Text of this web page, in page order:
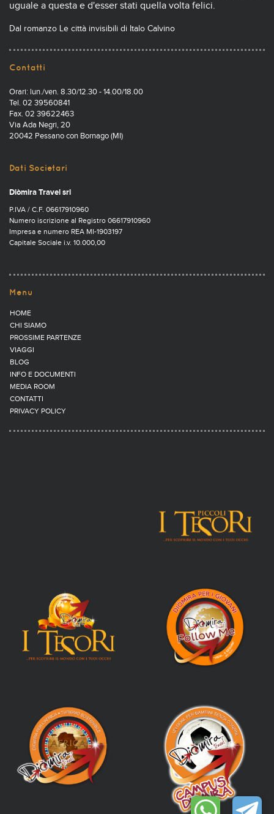
uguale a questa e d'esser stati quella volta felici.
Dal romanzo Le città invisibili di Italo Calvino
Contatti
Orari: lun./ven. 8.30/12.30 - 14.00/18.00
Tel. 02 39560841
Fax. 02 39622463
Via Ada Negri, 20
20042 Pessano con Bornago (MI)
Dati Societari
Diòmira Travel srl
P.IVA / C.F. 06617910960
Numero iscrizione al Registro 06617910960
Impresa e numero REA MI-1903197
Capitale Sociale i.v. 10.000,00
Menu
HOME
CHI SIAMO
PROSSIME PARTENZE
VIAGGI
BLOG
INFO E DOCUMENTI
MEDIA ROOM
CONTATTI
PRIVACY POLICY